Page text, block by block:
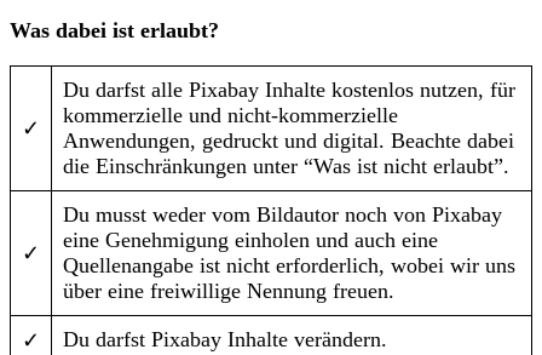
Was dabei ist erlaubt?
✓
Du darfst alle Pixabay Inhalte kostenlos nutzen, für
kommerzielle und nicht-kommerzielle
Anwendungen, gedruckt und digital. Beachte dabei
die Einschränkungen unter “Was ist nicht erlaubt”.
✓
Du musst weder vom Bildautor noch von Pixabay
eine Genehmigung einholen und auch eine
Quellenangabe ist nicht erforderlich, wobei wir uns
über eine freiwillige Nennung freuen.
✓ Du darfst Pixabay Inhalte verändern.